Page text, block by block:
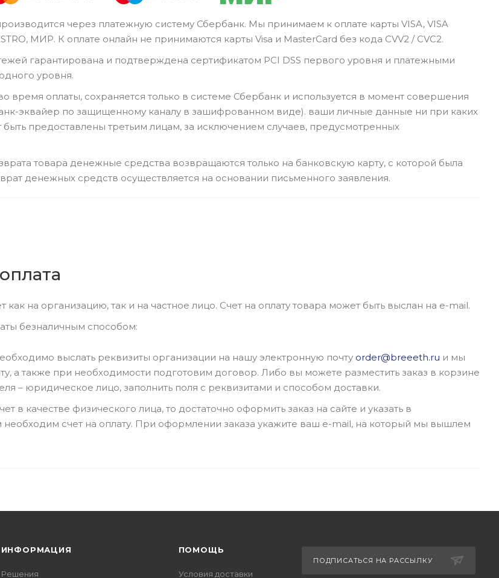
через платежную систему Сбербанк. Мы принимаем к оплате карты VISA, VISA
МИР. К оплате онлайн не принимаются карты Visa и MasterCard без кода CVV2 / CVC2.
гарантирована и подтверждена сертификатом PCI DSS первого уровня и платежными
уровня.
время оплаты, сохраняется только в системе Сбербанк и используется в момент совершения
эквайер по защищенному каналу в зашифрованном виде). ваши личные данные ни при каких
быть предоставлены третьим лицам, за исключением случаев, предусмотренных
товара денежные средства возвращаются только на банковскую карту, с которой была
денежных средств осуществляется на основании письменного заявления.
на организацию, так и на частное лицо. Счет на оплату товара может быть выслан на e-mail.
безналичным способом:
выслать реквизиты организации на нашу электронную почту order@breeeth.ru и мы
а также при необходимости подготовим договор. Либо вы можете разместить заказ в корзине
– юридическое лицо, заполнить поля с реквизитами и способом доставки.
в качестве физического лица, то достаточно оформить заказ на сайте и указать в
необходим счет на оплату. При оформлении заказа укажите ваш e-mail, на который мы вышлем
ИНФОРМАЦИЯ
Решения
ПОМОЩЬ
Условия доставки
ПОДПИСАТЬСЯ НА РАССЫЛКУ